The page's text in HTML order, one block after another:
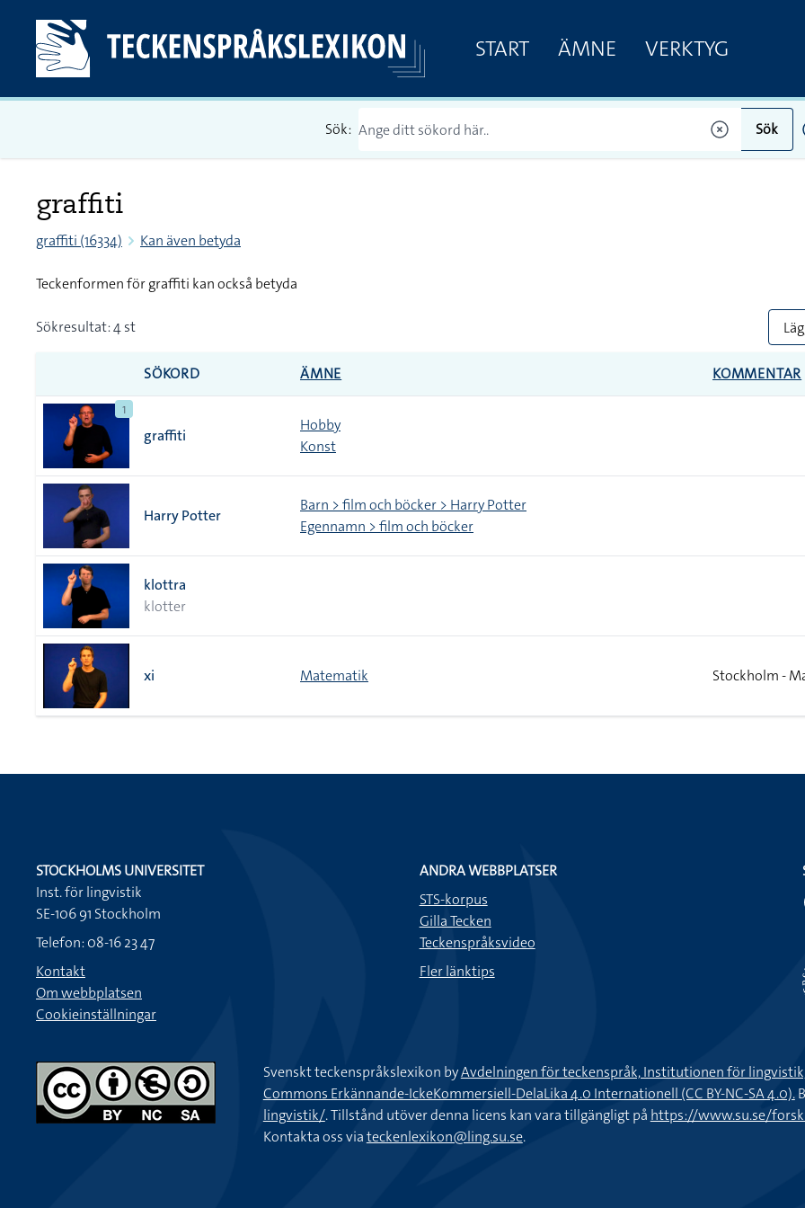
START ÄMNE VERKTYG
Sök: Sök
graffiti
graffiti (16334) Kan även betyda
Teckenformen för graffiti kan också betyda
Sökresultat: 4 st
SÖKORD ÄMNE KOMMENTAR
1
graffiti
Hobby
Konst
Harry Potter
Barn > film och böcker > Harry Potter
Egennamn > film och böcker
klottra
klotter
xi Matematik Stockholm -
STOCKHOLMS UNIVERSITET
Inst. för lingvistik
SE-106 91 Stockholm
Telefon: 08-16 23 47
Kontakt
Om webbplatsen
Cookieinställningar
ANDRA WEBBPLATSER
STS-korpus
Gilla Tecken
Teckenspråksvideo
Fler länktips
Svenskt teckenspråkslexikon byAvdelningen för teckenspråk, Institutionen för
Commons Erkännande-IckeKommersiell-DelaLika 4.0 Internationell (CC BY-NC-SA 4.0).
lingvistik/. Tillstånd utöver denna licens kan vara tillgängligt på https://www.su.se/
Kontakta oss viateckenlexikon@ling.su.se.